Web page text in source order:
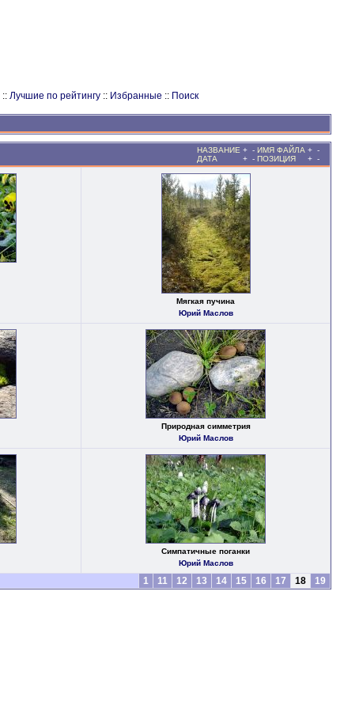
:: Лучшие по рейтингу:: Избранные :: Поиск
НАЗВАНИЕ + - ИМЯ ФАЙЛА + -
ДАТА
+ - ПОЗИЦИЯ + -
Мягкая пучина
Юрий Маслов
Природная симметрия
Юрий Маслов
Симпатичные поганки
Юрий Маслов
1 11 12 13 14 15 16 17 18 19